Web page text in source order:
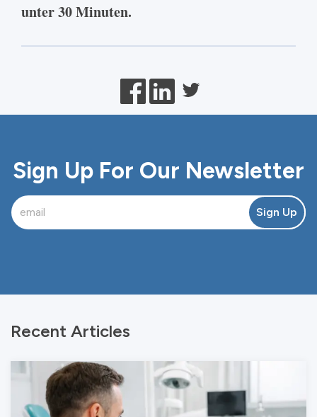
unter 30 Minuten.
Sign Up For Our Newsletter
Sign Up
Recent Articles